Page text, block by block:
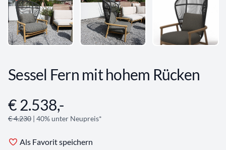
Sessel Fern mit hohem Rücken
Angebotsinformationen
€ 2.538,-
€ 4.230 | 40% unter Neupreis*
Als Favorit speichern